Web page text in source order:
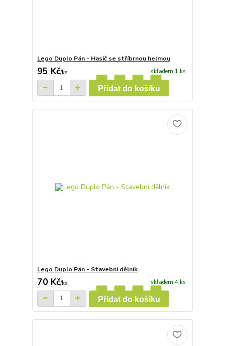
Lego Duplo Pán - Hasič se stříbrnou helmou
95 Kč/ks skladem 1 ks
Přidat do košíku
Lego Duplo Pán - Stavební dělník
70 Kč/ks skladem 4 ks
Přidat do košíku